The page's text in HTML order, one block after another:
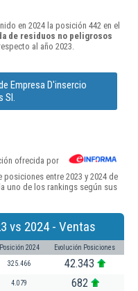
en 2024 la posición 442 en el
de residuos no peligrosos
al año 2023.
Empresa D'insercio
Sl.
ofrecida por
entre 2023 y 2024 de
uno de los rankings según sus
vs 2024 - Ventas
Posición 2024 Evolución Posiciones
325.466 42.343
4.079 682